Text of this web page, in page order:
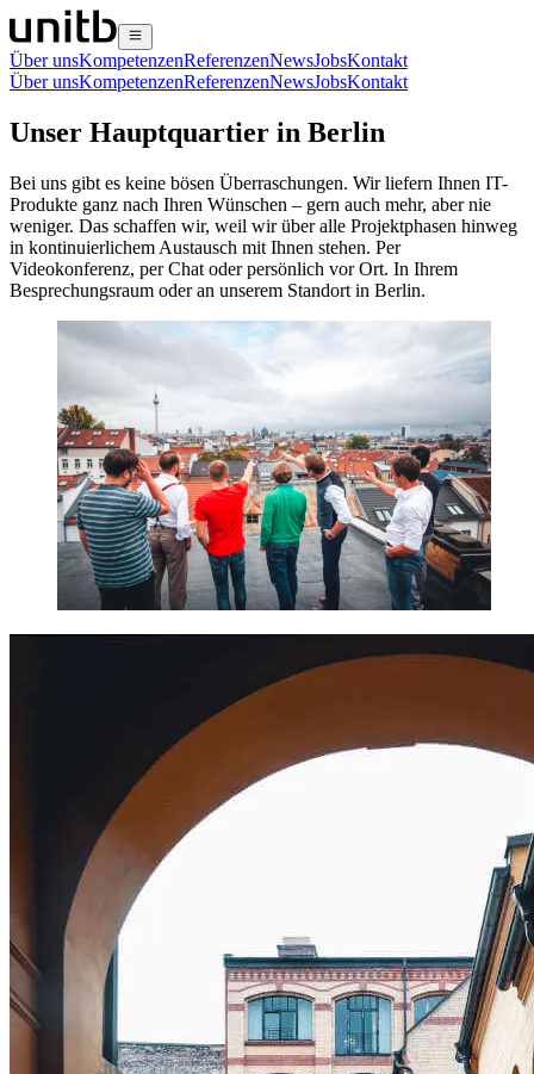
Über unsKompetenzenReferenzenNewsJobsKontakt
Über unsKompetenzenReferenzenNewsJobsKontakt
Unser Hauptquartier in Berlin
Bei uns gibt es keine bösen Überraschungen. Wir liefern Ihnen IT-
Produkte ganz nach Ihren Wünschen – gern auch mehr, aber nie
weniger. Das schaffen wir, weil wir über alle Projektphasen hinweg
in kontinuierlichem Austausch mit Ihnen stehen. Per
Videokonferenz, per Chat oder persönlich vor Ort. In Ihrem
Besprechungsraum oder an unserem Standort in Berlin.